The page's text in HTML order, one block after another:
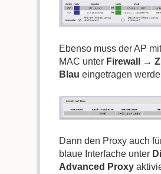
Ebenso muss der AP
MAC unter Firewall →
Blau eingetragen
Dann den Proxy auch
blaue Interfache unter
Advanced Proxy